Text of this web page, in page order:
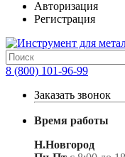
Авторизация
Регистрация
8 (800) 101-96-99
Заказать звонок
Время работы
Н.Новгород